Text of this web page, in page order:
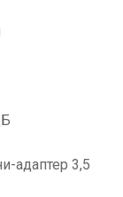
адаптер 3,5